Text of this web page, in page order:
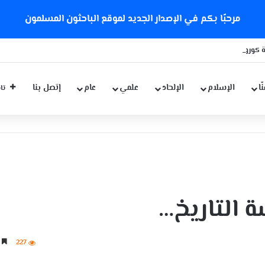
مرحبًا بكم في الإصدار الجديد لموقع الباحثون المسلمون
الجديدة
الإسلام الإلحاد علمي عام إتصل بنا
التاريخ…
227 6 دقائق